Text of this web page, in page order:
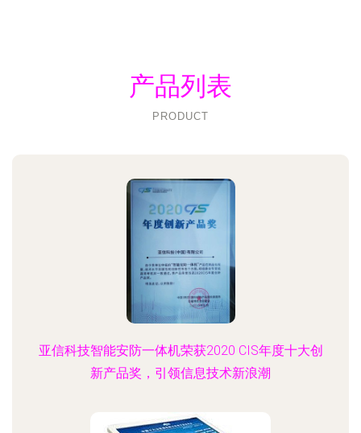
产品列表
PRODUCT
亚信科技智能安防一体机荣获2020 CIS年度十大创
新产品奖，引领信息技术新浪潮